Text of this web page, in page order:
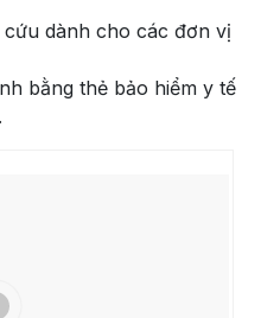
dành cho các đơn vị
bằng thẻ bảo hiểm y tế